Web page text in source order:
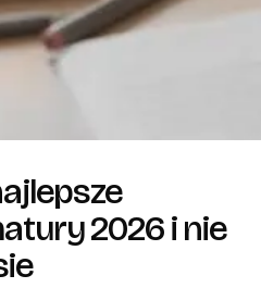
2026 i nie